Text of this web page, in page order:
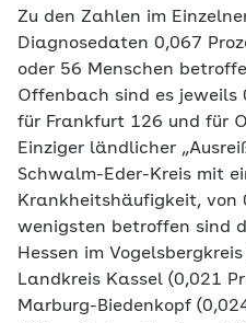
Zu den Zahlen im
Diagnosedaten 0,067
oder 56 Menschen
Offenbach sind es jeweils
für Frankfurt 126 und für
Einziger ländlicher
Schwalm-Eder-Kreis mit
Krankheitshäufigkeit, von
wenigsten betroffen sind
Hessen im
Landkreis Kassel (0,021
Marburg-Biedenkopf